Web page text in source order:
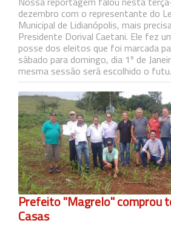
dezembro com o representante do
Municipal de Lidianópolis, mais
Presidente Dorival Caetani. Ele fez
posse dos eleitos que foi marcada
sábado para domingo, dia 1º de
mesma sessão será escolhido o
Prefeito "Magrelo" comprou
Casas